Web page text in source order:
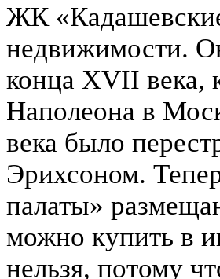
ЖК
недвижимости.
конца XVII века,
Наполеона в
века было
Эрихсоном.
палаты»
можно купить в
нельзя, потому